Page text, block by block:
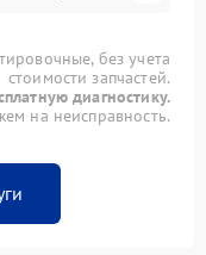
без учета
стоимости запчастей.
диагностику.
на неисправность.